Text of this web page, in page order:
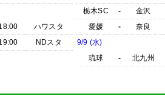
ハワスタ
NDスタ
栃木SC
- 金沢
愛媛
- 奈良
9/9 (水)
琉球
- 北九州